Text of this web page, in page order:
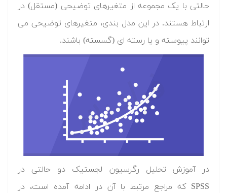
حالتی با یک مجموعه از متغیرهای توضیحی (مستقل) در
ارتباط هستند. در این مدل بندی، متغیرهای توضیحی می
توانند پیوسته و یا رسته ای (گسسته) باشند.
در آموزش تحلیل رگرسیون لجستیک دو حالتی در
SPSS که مراجع مرتبط با آن در ادامه آمده است، در